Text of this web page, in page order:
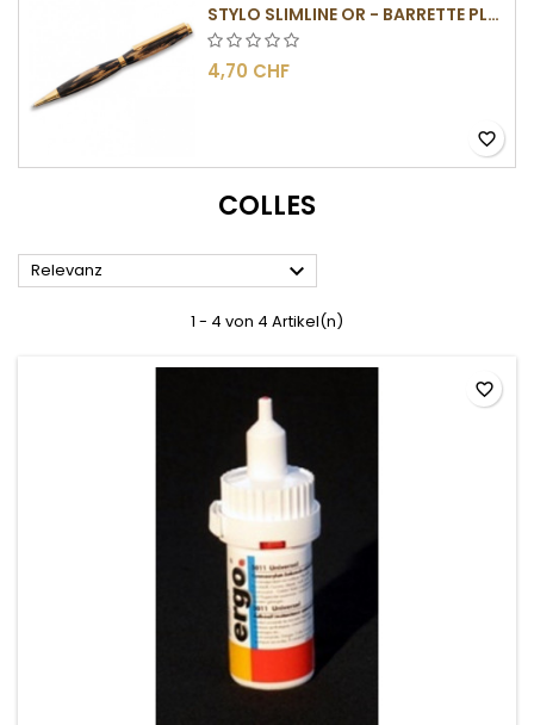
STYLO SLIMLINE OR - BARRETTE PLATE
4,70 CHF
favorite_border
COLLES
Relevanz 
1 - 4 von 4 Artikel(n)
favorite_border